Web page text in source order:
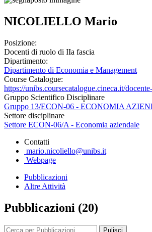
NICOLIELLO Mario
Posizione:
Docenti di ruolo di IIa fascia
Dipartimento:
Dipartimento di Economia e Management
Course Catalogue:
https://unibs.coursecatalogue.cineca.it/
Gruppo Scientifico Disciplinare
Gruppo 13/ECON-06 - ECONOMIA
Settore disciplinare
Settore ECON-06/A - Economia aziendale
Contatti
mario.nicoliello@unibs.it
Webpage
Pubblicazioni
Altre Attività
Pubblicazioni (20)
Pulisci